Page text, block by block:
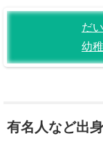
だ
幼
有名人など出